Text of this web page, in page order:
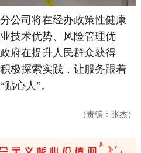
司将在经办政策性健康
技术优势、风险管理优
府在提升人民群众获得
极探索实践，让服务跟着
心人”。
（责编：张杰）